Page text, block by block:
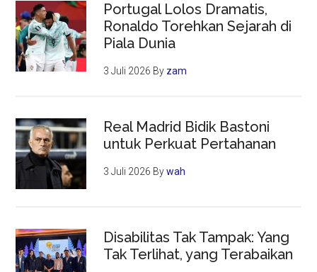
Portugal Lolos Dramatis,
Ronaldo Torehkan Sejarah di
Piala Dunia
3 Juli 2026 By zam
Real Madrid Bidik Bastoni
untuk Perkuat Pertahanan
3 Juli 2026 Bywah
Disabilitas Tak Tampak: Yang
Tak Terlihat, yang Terabaikan